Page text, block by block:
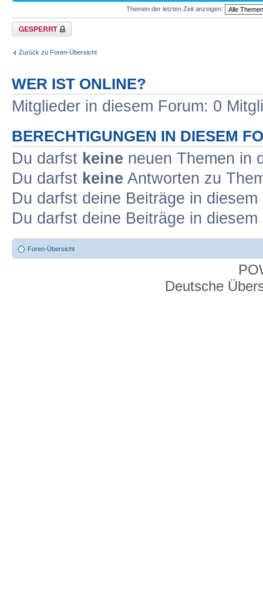
Themen der letzten Zeit anzeigen:
Forum gesperrt
Zurück zu Foren-Übersicht
WER IST ONLINE?
Mitglieder in diesem Forum: 0
BERECHTIGUNGEN IN DIESEM
Du darfst keine neuen Themen in
Du darfst keine Antworten zu
Du darfst deine Beiträge in
Du darfst deine Beiträge in
Foren-Übersicht
Deutsche